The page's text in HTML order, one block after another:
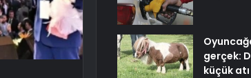
gerçek:
küçük